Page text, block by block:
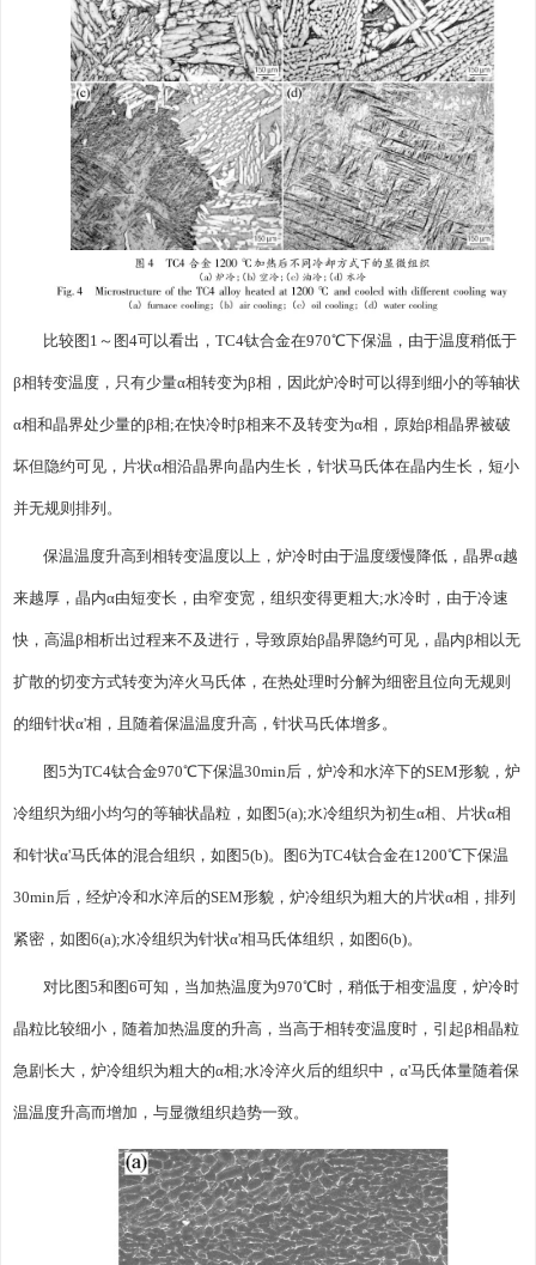
比较图1～图4可以看出，TC4钛合金在970℃下保温，由于温度稍低于
β相转变温度，只有少量α相转变为β相，因此炉冷时可以得到细小的等轴状
α相和晶界处少量的β相;在快冷时β相来不及转变为α相，原始β相晶界被破
坏但隐约可见，片状α相沿晶界向晶内生长，针状马氏体在晶内生长，短小
并无规则排列。
保温温度升高到相转变温度以上，炉冷时由于温度缓慢降低，晶界α越
来越厚，晶内α由短变长，由窄变宽，组织变得更粗大;水冷时，由于冷速
快，高温β相析出过程来不及进行，导致原始β晶界隐约可见，晶内β相以无
扩散的切变方式转变为淬火马氏体，在热处理时分解为细密且位向无规则
的细针状α'相，且随着保温温度升高，针状马氏体增多。
图5为TC4钛合金970℃下保温30min后，炉冷和水淬下的SEM形貌，炉
冷组织为细小均匀的等轴状晶粒，如图5(a);水冷组织为初生α相、片状α相
和针状α'马氏体的混合组织，如图5(b)。图6为TC4钛合金在1200℃下保温
30min后，经炉冷和水淬后的SEM形貌，炉冷组织为粗大的片状α相，排列
紧密，如图6(a);水冷组织为针状α'相马氏体组织，如图6(b)。
对比图5和图6可知，当加热温度为970℃时，稍低于相变温度，炉冷时
晶粒比较细小，随着加热温度的升高，当高于相转变温度时，引起β相晶粒
急剧长大，炉冷组织为粗大的α相;水冷淬火后的组织中，α'马氏体量随着保
温温度升高而增加，与显微组织趋势一致。